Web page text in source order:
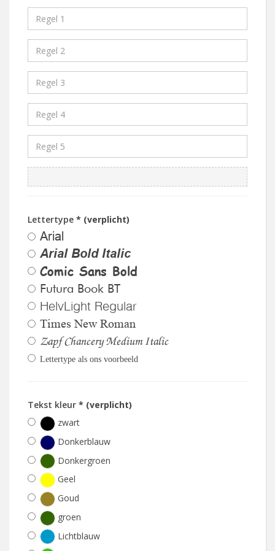
Lettertype * (verplicht)
Arial
Arial Bold Italic
Comic Sans Bold
Futura Book BT
HelvLight Regular
Times New Roman
Zapf Chancery Medium Italic
Lettertype als ons voorbeeld
Tekst kleur * (verplicht)
zwart
Donkerblauw
Donkergroen
Geel
Goud
groen
Lichtblauw